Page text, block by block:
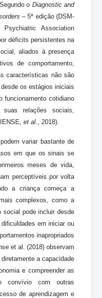
o Diagnostic and
– 5ª edição (DSM-
Association
déficits persistentes na
aliados à presença
de comportamento,
características não são
os estágios iniciais
funcionamento cotidiano
relações sociais,
et al ., 2018).
variar bastante de
em que os sinais se
meses de vida,
perceptíveis por volta
a criança começa a
complexos, como a
social pode incluir desde
em iniciar ou
inapropriados
et al. (2018) observam
a capacidade
e compreender as
convívio com outras
de aprendizagem e